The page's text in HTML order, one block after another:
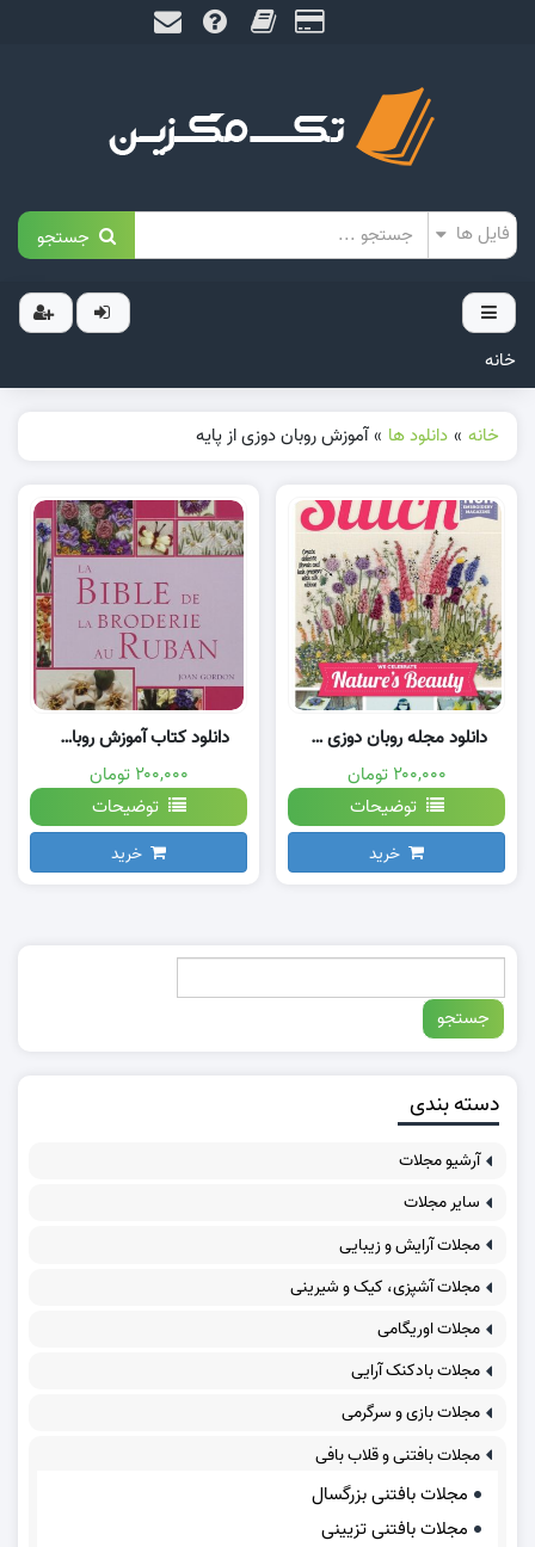
جستجو
خانه
خانه » دانلود ها » آموزش روبان دوزی از پایه
دانلود مجله روبان دوزی و گلدوزی 2025
۲۰۰,۰۰۰ تومان
توضیحات
خرید
دانلود کتاب آموزش روبان دوزی تصویری
۲۰۰,۰۰۰ تومان
توضیحات
خرید
دسته بندی
آرشیو مجلات
سایر مجلات
مجلات آرایش و زیبایی
مجلات آشپزی، کیک و شیرینی
مجلات اوریگامی
مجلات بادکنک آرایی
مجلات بازی و سرگرمی
مجلات بافتنی و قلاب بافی
مجلات بافتنی بزرگسال
مجلات بافتنی تزیینی